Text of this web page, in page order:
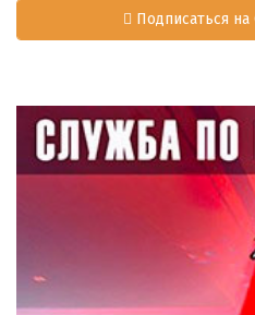
Подписаться